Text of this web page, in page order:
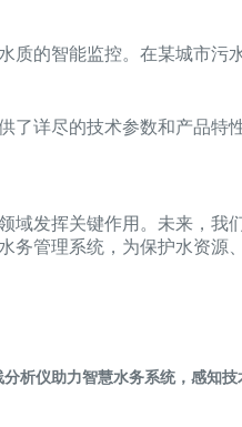
的智能监控。在某城市
详尽的技术参数和产品
域发挥关键作用。未来，
管理系统，为保护水资源
分析仪助力智慧水务系统，感知技